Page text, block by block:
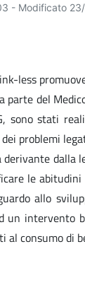
- Modificato
less
parte del
sono stati
problemi
derivante
le
allo
un
al consumo di